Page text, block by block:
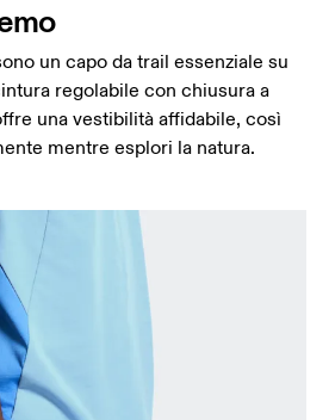
un capo da trail essenziale su
regolabile con chiusura a
una vestibilità affidabile, così
mentre esplori la natura.